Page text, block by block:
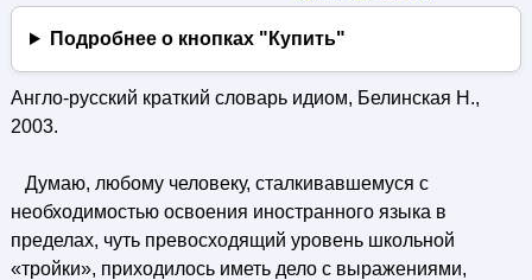
Подробнее о кнопках "Купить"
Англо-русский краткий словарь идиом, Белинская Н.,
2003.
Думаю, любому человеку, сталкивавшемуся с
необходимостью освоения иностранного языка в
пределах, чуть превосходящий уровень школьной
«тройки», приходилось иметь дело с выражениями,